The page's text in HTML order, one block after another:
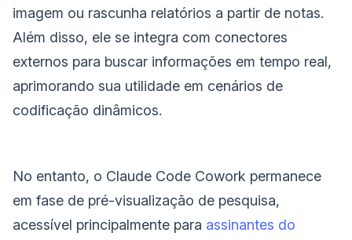
imagem ou rascunha relatórios a partir de notas.
Além disso, ele se integra com conectores
externos para buscar informações em tempo real,
aprimorando sua utilidade em cenários de
codificação dinâmicos.
No entanto, o Claude Code Cowork permanece
em fase de pré-visualização de pesquisa,
acessível principalmente para assinantes do